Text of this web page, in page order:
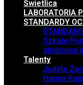
Świetlica
LABORATORIA
STANDARDY
Szkole
skrócona
Talenty
Judyta
Hanna